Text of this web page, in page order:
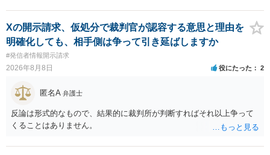
Xの開示請求、仮処分で裁判官が認容する意思と理由を
明確化しても、相手側は争って引き延ばしますか
#発信者情報開示請求
2026年8月8日 役にたった 2
匿名A 弁護士
反論は形式的なもので、結果的に裁判所が判断すればそれ以上争って
くることはありません。